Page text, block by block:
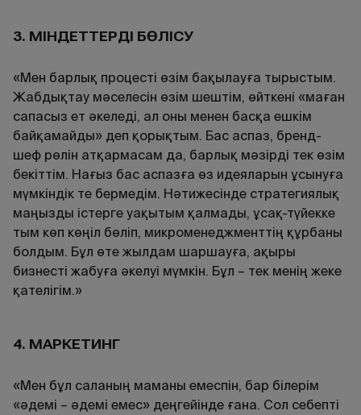
3. МІНДЕТТЕРДІ БӨЛІСУ
«Мен барлық процесті өзім бақылауға тырыстым.
Жабдықтау мәселесін өзім шештім, өйткені «маған
сапасыз ет әкеледі, ал оны менен басқа ешкім
байқамайды» деп қорықтым. Бас аспаз, бренд-
шеф рөлін атқармасам да, барлық мәзірді тек өзім
бекіттім. Нағыз бас аспазға өз идеяларын ұсынуға
мүмкіндік те бермедім. Нәтижесінде стратегиялық
маңызды істерге уақытым қалмады, ұсақ-түйекке
тым көп көңіл бөліп, микроменеджменттің құрбаны
болдым. Бұл өте жылдам шаршауға, ақыры
бизнесті жабуға әкелуі мүмкін. Бұл – тек менің жеке
қателігім.»
4. МАРКЕТИНГ
«Мен бұл саланың маманы емеспін, бар білерім
«әдемі – әдемі емес» деңгейінде ғана. Сол себепті